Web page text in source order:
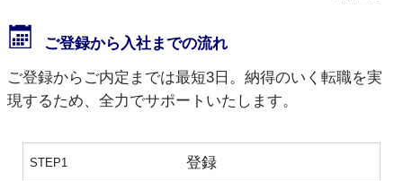
ご登録から入社までの流れ
ご登録からご内定までは最短3日。納得のいく転職を実
現するため、全力でサポートいたします。
STEP1 登録